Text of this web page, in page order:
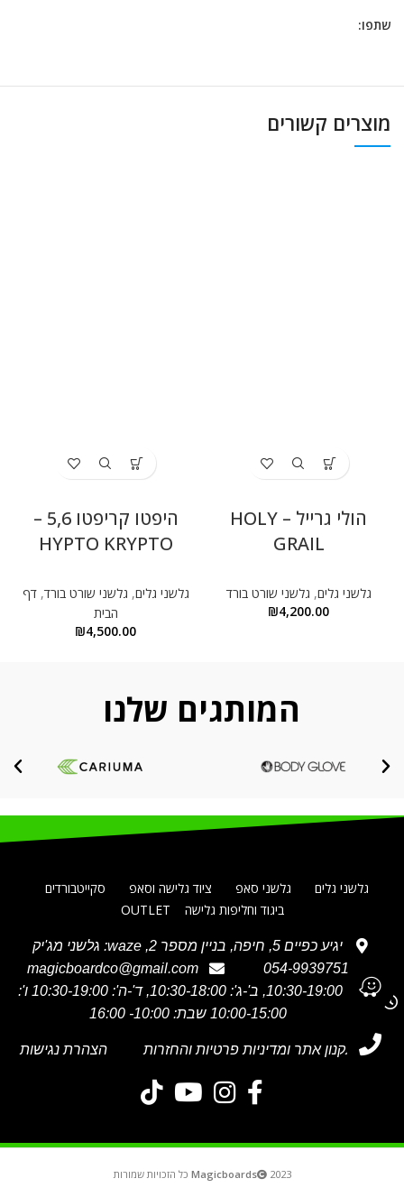
שתפו:
מוצרים קשורים
הולי גרייל – HOLY
GRAIL
גלשני גלים, גלשני שורט בורד
₪4,200.00
היפטו קריפטו 5,6 –
HYPTO KRYPTO
גלשני גלים, גלשני שורט בורד,דף
הבית
₪4,500.00
המותגים שלנו
גלשני גלים גלשני סאפ ציוד גלישה וסאפ
סקייטבורדים
ביגוד וחליפות גלישה
OUTLET
יגיע כפיים 5, חיפה, בניין מספר 2, waze: גלשני מג'יק
054-9939751
magicboardco@gmail.com
א' 10:30-19:00, ב'-ג': 10:30-18:00, ד'-ה': 10:30-19:00 ו':
10:00-15:00 שבת: 10:00- 16:00
תקנון אתר ומדיניות פרטיות והחזרות הצהרת נגישות
Magicboards 2023 כל הזכויות שמורות